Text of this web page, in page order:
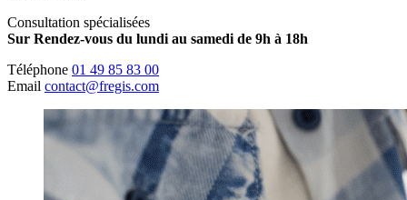
Consultation spécialisées
Sur Rendez-vous du lundi au samedi de 9h à 18h
Téléphone 01 49 85 83 00
Email contact@fregis.com